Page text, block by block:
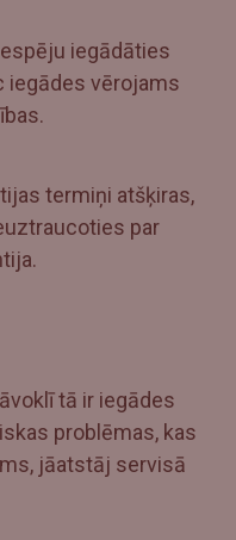
iegādāties
iegādes vērojams
termiņi atšķiras,
par
tā ir iegādes
problēmas, kas
jāatstāj servisā